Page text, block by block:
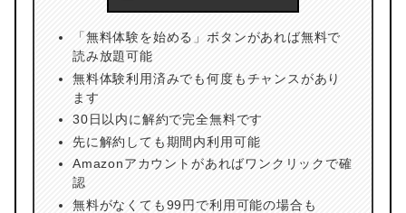
「無料体験を始める」ボタンがあれば無料で
読み放題可能
無料体験利用済みでも何度もチャンスがあり
ます
30日以内に解約で完全無料です
先に解約しても期間内利用可能
Amazonアカウントがあればワンクリックで確
認
無料がなくても99円で利用可能の場合も